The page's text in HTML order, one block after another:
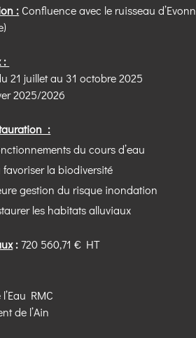
: Confluence avec le ruisseau
:
21 juillet au 31 octobre 2025
2025/2026
:
du cours d’eau
la biodiversité
gestion du risque inondation
les habitats alluviaux
:720 560,71 € HT
RMC
de l’Ain